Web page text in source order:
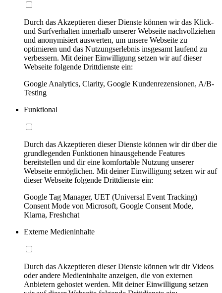
Durch das Akzeptieren dieser Dienste können wir das Klick-
und Surfverhalten innerhalb unserer Webseite nachvollziehen
und anonymisiert auswerten, um unsere Webseite zu
optimieren und das Nutzungserlebnis insgesamt laufend zu
verbessern. Mit deiner Einwilligung setzen wir auf dieser
Webseite folgende Drittdienste ein:
Google Analytics, Clarity, Google Kundenrezensionen, A/B-
Testing
Funktional
Durch das Akzeptieren dieser Dienste können wir dir über die
grundlegenden Funktionen hinausgehende Features
bereitstellen und dir eine komfortable Nutzung unserer
Webseite ermöglichen. Mit deiner Einwilligung setzen wir auf
dieser Webseite folgende Drittdienste ein:
Google Tag Manager, UET (Universal Event Tracking)
Consent Mode von Microsoft, Google Consent Mode,
Klarna, Freshchat
Externe Medieninhalte
Durch das Akzeptieren dieser Dienste können wir dir Videos
oder andere Medieninhalte anzeigen, die von externen
Anbietern gehostet werden. Mit deiner Einwilligung setzen